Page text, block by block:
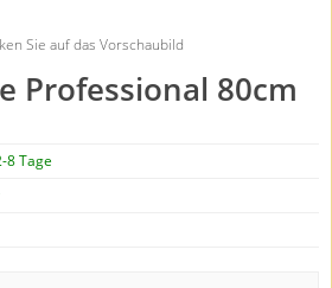
Sie auf das Vorschaubild
Professional 80cm
8 Tage